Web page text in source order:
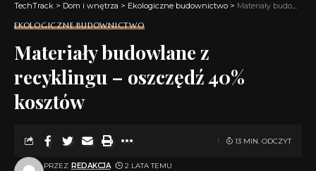
TechTrack > Dom i wnętrza > Ekologiczne budownictwo > Materiały budowlane z recyklingu – oszczędź 40% kosztów
EKOLOGICZNE BUDOWNICTWO
Materiały budowlane z
recyklingu – oszczędź 40%
kosztów
PRZEZ REDAKCJA 2 LATA TEMU
13 MIN. ODCZYT